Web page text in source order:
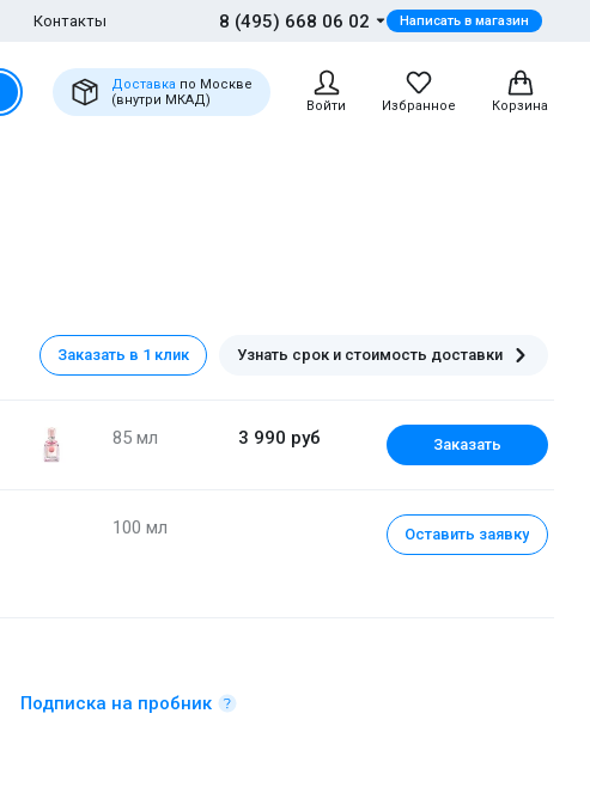
Контакты 8 (495) 668 06 02 Написать в магазин
Доставка по Москве
(внутри МКАД)
Войти Избранное Корзина
Заказать в 1 клик Узнать срок и стоимость доставки
3 990 руб
85 мл Заказать
100 мл Оставить заявку
Подписка на пробник